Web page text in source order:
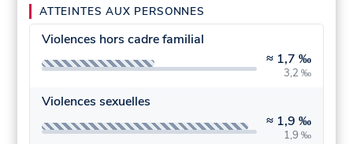
ATTEINTES AUX PERSONNES
Violences hors cadre familial
≈ 1,7 ‰
3,2 ‰
Violences sexuelles
≈ 1,9 ‰
1,9 ‰